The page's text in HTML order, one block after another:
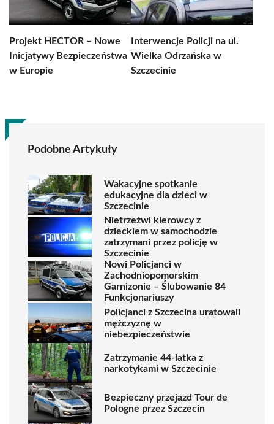
Projekt HECTOR – Nowe
Inicjatywy Bezpieczeństwa
w Europie
Interwencje Policji na ul.
Wielka Odrzańska w
Szczecinie
Podobne Artykuły
Wakacyjne spotkanie
edukacyjne dla dzieci w
Szczecinie
Nietrzeźwi kierowcy z
dzieckiem w samochodzie
zatrzymani przez policję w
Szczecinie
Nowi Policjanci w
Zachodniopomorskim
Garnizonie – Ślubowanie 84
Funkcjonariuszy
Policjanci z Szczecina uratowali
mężczyznę w
niebezpieczeństwie
Zatrzymanie 44-latka z
narkotykami w Szczecinie
Bezpieczny przejazd Tour de
Pologne przez Szczecin